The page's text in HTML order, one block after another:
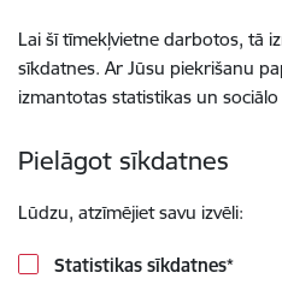
Lai šī tīmekļvietne darbotos, tā
sīkdatnes. Ar Jūsu piekrišanu
izmantotas statistikas un
Pielāgot sīkdatnes
Lūdzu, atzīmējiet savu izvēli:
Statistikas sīkdatnes*